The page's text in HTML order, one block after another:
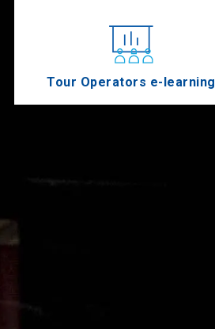
Tour Operators e-learning